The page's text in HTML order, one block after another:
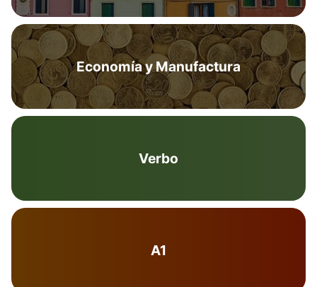
Economía y Manufactura
Verbo
A1